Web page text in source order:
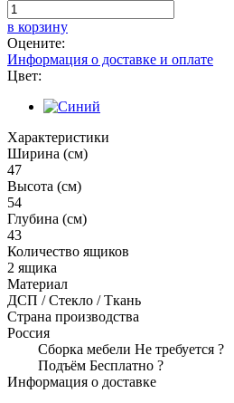
в корзину
Оцените:
Информация о доставке и оплате
Цвет:
Характеристики
Ширина (см)
47
Высота (см)
54
Глубина (см)
43
Количество ящиков
2 ящика
Материал
ДСП / Стекло / Ткань
Страна производства
Россия
Сборка мебели Не требуется ?
Подъём Бесплатно ?
Информация о доставке